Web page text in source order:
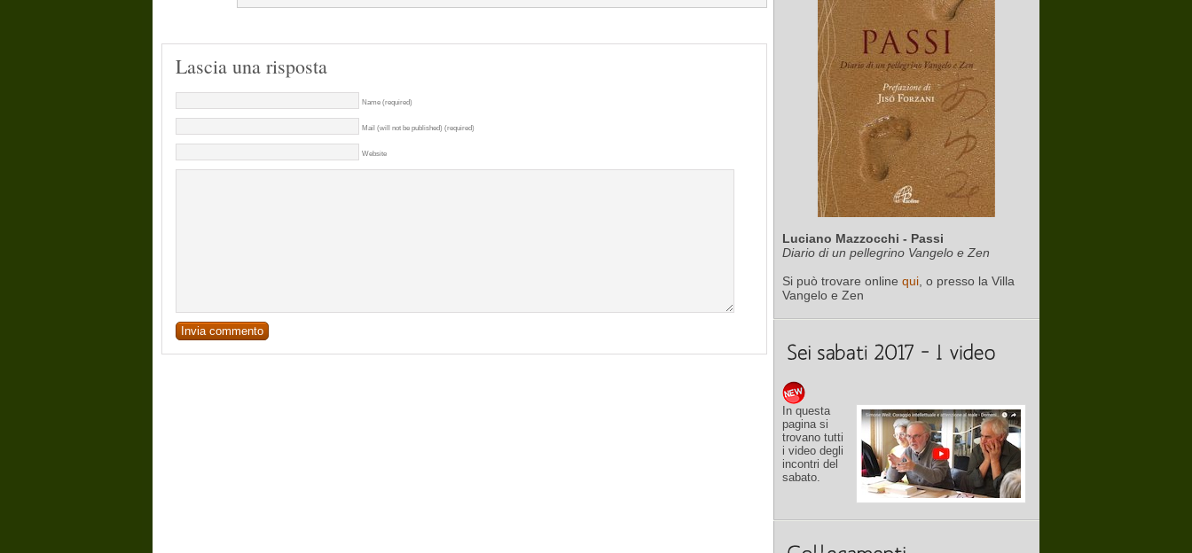
Lascia una risposta
Name (required)
Mail (will not be published) (required)
Website
Luciano Mazzocchi - Passi
Diario di un pellegrino Vangelo e Zen
Si può trovare online qui , o presso la Villa
Vangelo e Zen
In questa
pagina si
trovano tutti
i video degli
incontri del
sabato.